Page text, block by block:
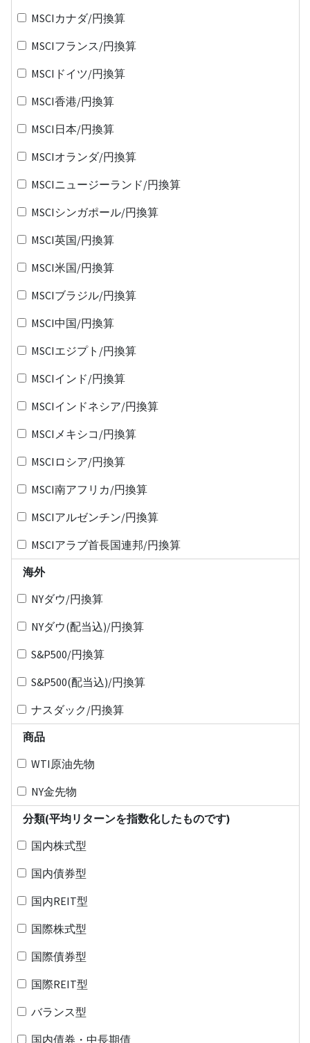
MSCIカナダ/円換算
MSCIフランス/円換算
MSCIドイツ/円換算
MSCI香港/円換算
MSCI日本/円換算
MSCIオランダ/円換算
MSCIニュージーランド/円換算
MSCIシンガポール/円換算
MSCI英国/円換算
MSCI米国/円換算
MSCIブラジル/円換算
MSCI中国/円換算
MSCIエジプト/円換算
MSCIインド/円換算
MSCIインドネシア/円換算
MSCIメキシコ/円換算
MSCIロシア/円換算
MSCI南アフリカ/円換算
MSCIアルゼンチン/円換算
MSCIアラブ首長国連邦/円換算
海外
NYダウ/円換算
NYダウ(配当込)/円換算
S&P500/円換算
S&P500(配当込)/円換算
ナスダック/円換算
商品
WTI原油先物
NY金先物
分類(平均リターンを指数化したものです)
国内株式型
国内債券型
国内REIT型
国際株式型
国際債券型
国際REIT型
バランス型
国内債券・中長期債